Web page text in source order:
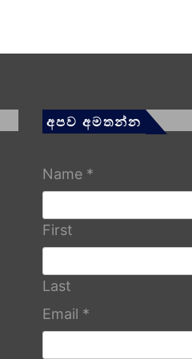
අපව අමතන්න
Name *
First
Last
Email *